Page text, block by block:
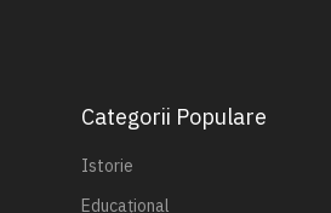
Categorii Populare
Istorie
Educațional